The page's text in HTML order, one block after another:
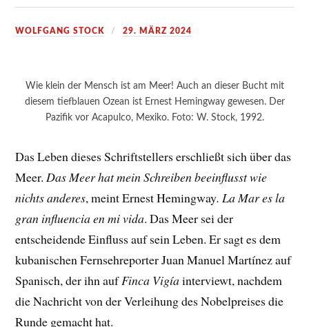
WOLFGANG STOCK 29. MÄRZ 2024
Wie klein der Mensch ist am Meer! Auch an dieser Bucht mit
diesem tiefblauen Ozean ist Ernest Hemingway gewesen. Der
Pazifik vor Acapulco, Mexiko. Foto: W. Stock, 1992.
Das Leben dieses Schriftstellers erschließt sich über das
Meer.Das Meer hat mein Schreiben beeinflusst wie
nichts anderes, meint Ernest Hemingway. La Mar es la
gran influencia en mi vida. Das Meer sei der
entscheidende Einfluss auf sein Leben. Er sagt es dem
kubanischen Fernsehreporter Juan Manuel Martínez auf
Spanisch, der ihn aufFinca Vigíainterviewt, nachdem
die Nachricht von der Verleihung des Nobelpreises die
Runde gemacht hat.